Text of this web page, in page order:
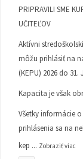
PRIPRAVILI SME
UČITEĽOV
Aktívni
môžu prihlásiť na
(KEPU) 2026 do 31.
Kapacita je však
Všetky informácie
prihlásenia sa na
kep ... Zobraziť viac